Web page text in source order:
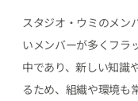
スタジオ・ウミのメン
いメンバーが多くフラ
中であり、新しい知識
るため、組織や環境も